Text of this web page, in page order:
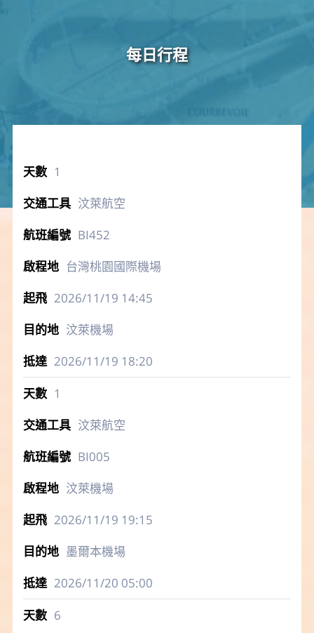
每日行程
1
汶萊航空
BI452
台灣桃園國際機場
2026/11/19 14:45
汶萊機場
2026/11/19 18:20
1
汶萊航空
BI005
汶萊機場
2026/11/19 19:15
墨爾本機場
2026/11/20 05:00
6